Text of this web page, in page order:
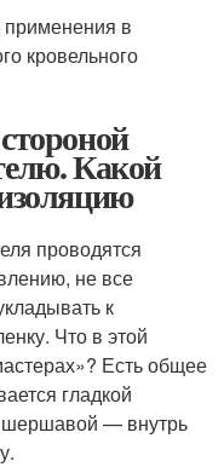
в
кровельного
Какой
проводятся
не все
к
Что в этой
Есть общее
гладкой
шершавой — внутрь